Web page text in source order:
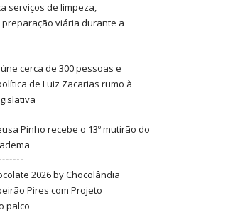
serviços de limpeza,
viária durante a
cerca de 300 pessoas e
de Luiz Zacarias rumo à
Pinho recebe o 13º mutirão do
2026 by Chocolândia
Pires com Projeto
palco